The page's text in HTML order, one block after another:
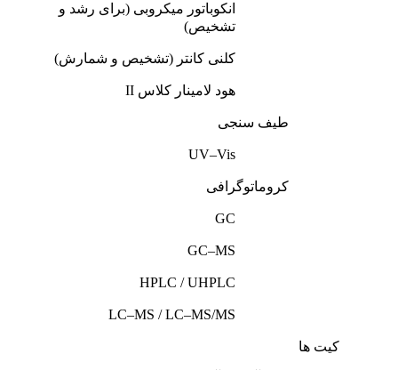
انکوباتور میکروبی (برای رشد و
تشخیص)
کلنی کانتر (تشخیص و شمارش)
هود لامینار کلاس II
طیف‌ سنجی
UV–Vis
کروماتوگرافی
GC
GC–MS
HPLC / UHPLC
LC–MS / LC–MS/MS
کیت ها